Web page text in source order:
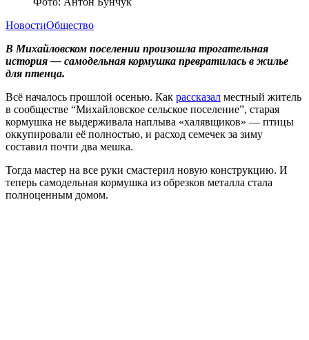
НовостиОбщество
В Михайловском поселении произошла трогательная
история — самодельная кормушка превратилась в жилье
для птенца.
Всё началось прошлой осенью. Как рассказал местный житель
в сообществе “Михайловское сельское поселение”, старая
кормушка не выдерживала наплыва «халявщиков» — птицы
оккупировали её полностью, и расход семечек за зиму
составил почти два мешка.
Тогда мастер на все руки смастерил новую конструкцию. И
теперь самодельная кормушка из обрезков металла стала
полноценным домом.